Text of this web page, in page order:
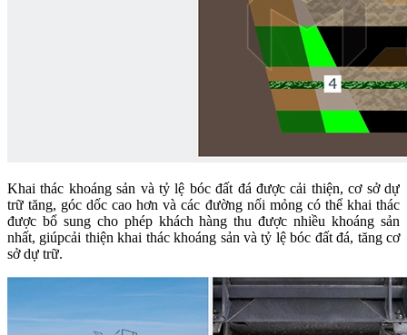
Khai thác khoáng sản và tỷ lệ bóc đất đá được cải thiện, cơ sở dự
trữ tăng, góc dốc cao hơn và các đường nối mỏng có thể khai thác
được bổ sung cho phép khách hàng thu được nhiều khoáng sản
nhất, giúpcải thiện khai thác khoáng sản và tỷ lệ bóc đất đá, tăng cơ
sở dự trữ.